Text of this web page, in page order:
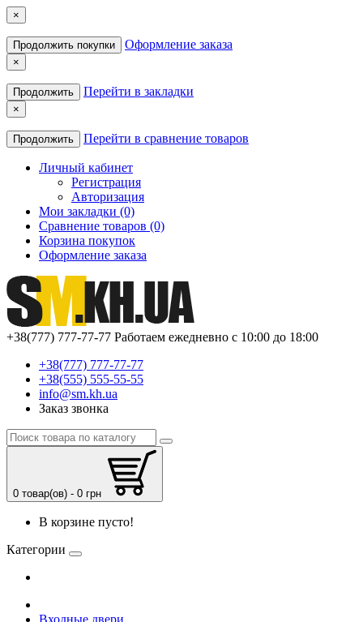
×
Продолжить покупки Оформление заказа
×
Продолжить Перейти в закладки
×
Продолжить Перейти в сравнение товаров
Личный кабинет
Регистрация
Авторизация
Мои закладки (0)
Сравнение товаров (0)
Корзина покупок
Оформление заказа
+38(777) 777-77-77 Работаем ежедневно с 10:00 до 18:00
+38(777) 777-77-77
+38(555) 555-55-55
info@sm.kh.ua
Заказ звонка
0 товар(ов) - 0 грн
В корзине пусто!
Категории
Входные двери